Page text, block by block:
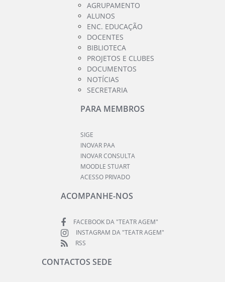
AGRUPAMENTO
ALUNOS
ENC. EDUCAÇÃO
DOCENTES
BIBLIOTECA
PROJETOS E CLUBES
DOCUMENTOS
NOTÍCIAS
SECRETARIA
PARA MEMBROS
SIGE
INOVAR PAA
INOVAR CONSULTA
MOODLE STUART
ACESSO PRIVADO
ACOMPANHE-NOS
FACEBOOK DA "TEATR AGEM"
INSTAGRAM DA "TEATR AGEM"
RSS
CONTACTOS SEDE